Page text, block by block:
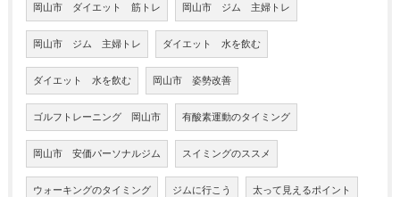
岡山市 ダイエット 筋トレ 岡山市 ジム 主婦トレ
岡山市 ジム 主婦トレ ダイエット 水を飲む
ダイエット 水を飲む 岡山市 姿勢改善
ゴルフトレーニング 岡山市 有酸素運動のタイミング
岡山市 安価パーソナルジム スイミングのススメ
ウォーキングのタイミング ジムに行こう 太って見えるポイント